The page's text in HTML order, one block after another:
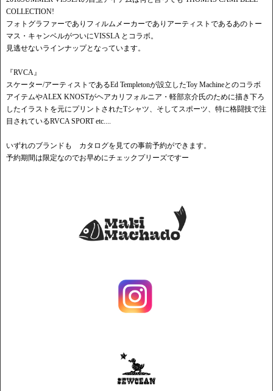
COLLECTION!
フォトグラファーでありフィルムメーカーでありアーティストであるあのトー
マス・キャンベルがついにVISSLA とコラボ。
見逃せないラインナップとなっています。
『RVCA』
スケーター/アーティストであるEd Templetonが設立したToy Machineとのコラボ
アイテムやALEX KNOSTがヘアカリフォルニア・軽部京介氏のために描き下ろ
したイラストを元にプリントされたTシャツ、そしてスポーツ、特に格闘技で注
目されているRVCA SPORT etc....
いずれのブランドも カタログを見ての事前予約ができます。
予約期間は限定なのでお早めにチェックプリーズですー